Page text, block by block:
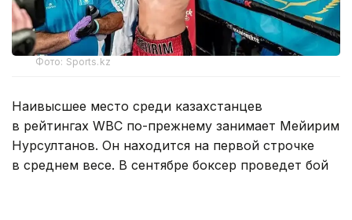
Фото: Sports.kz
Наивысшее место среди казахстанцев
в рейтингах WBC по-прежнему занимает Мейирим
Нурсултанов. Он находится на первой строчке
в среднем весе. В сентябре боксер проведет бой